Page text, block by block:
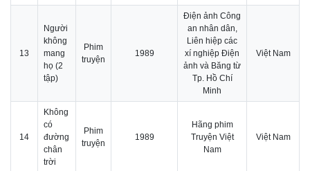
13
Người
không
mang
họ (2
tập)
Phim
truyện
1989
Điện ảnh Công
an nhân dân,
Liên hiệp các
xí nghiệp Điện
ảnh và Băng từ
Tp. Hồ Chí
Minh
Việt Nam
14
Không
có
đường
chân
trời
Phim
truyện
1989
Hãng phim
Truyện Việt
Nam
Việt Nam